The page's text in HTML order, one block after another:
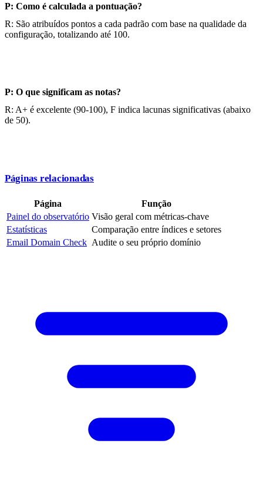
P: Como é calculada a pontuação?
R: São atribuídos pontos a cada padrão com base na qualidade da
configuração, totalizando até 100.
P: O que significam as notas?
R: A+ é excelente (90-100), F indica lacunas significativas (abaixo
de 50).
Páginas relacionadas
Página
Função
Painel do observatório Visão geral com métricas-chave
Estatísticas
Comparação entre índices e setores
Email Domain Check Audite o seu próprio domínio